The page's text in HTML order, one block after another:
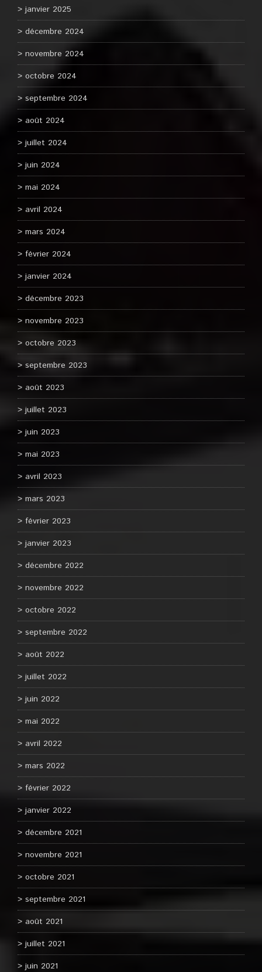
janvier 2025
décembre 2024
novembre 2024
octobre 2024
septembre 2024
août 2024
juillet 2024
juin 2024
mai 2024
avril 2024
mars 2024
février 2024
janvier 2024
décembre 2023
novembre 2023
octobre 2023
septembre 2023
août 2023
juillet 2023
juin 2023
mai 2023
avril 2023
mars 2023
février 2023
janvier 2023
décembre 2022
novembre 2022
octobre 2022
septembre 2022
août 2022
juillet 2022
juin 2022
mai 2022
avril 2022
mars 2022
février 2022
janvier 2022
décembre 2021
novembre 2021
octobre 2021
septembre 2021
août 2021
juillet 2021
juin 2021